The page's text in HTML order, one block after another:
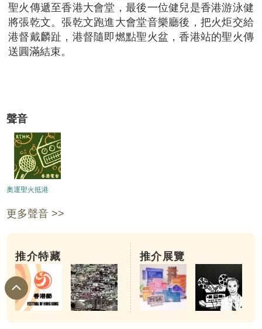
聖火傳遞至香港大會堂，最後一位健兒是香港游泳健
將張乾文。張乾文跑進大會堂音樂廳後，把火炬交給
港督戴麟趾，港督隨即燃點聖火盆，香港站的聖火傳
送圓滿結束。
聲音
奧運聖火抵港
更多聲音 >>
推介特藏 推介展覽